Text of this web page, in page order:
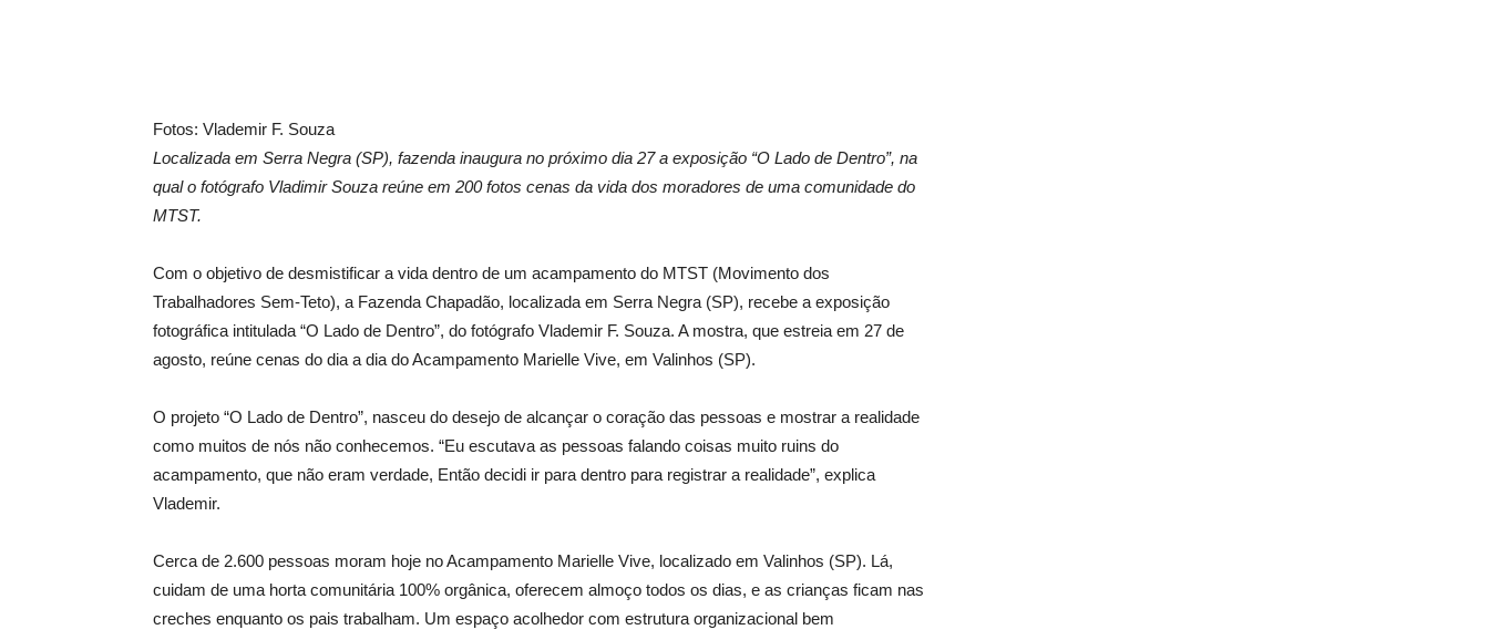
Fotos: Vlademir F. Souza
Localizada em Serra Negra (SP), fazenda inaugura no próximo dia 27 a exposição “O Lado de Dentro”, na
qual o fotógrafo Vladimir Souza reúne em 200 fotos cenas da vida dos moradores de uma comunidade do
MTST.
Com o objetivo de desmistificar a vida dentro de um acampamento do MTST (Movimento dos
Trabalhadores Sem-Teto), a Fazenda Chapadão, localizada em Serra Negra (SP), recebe a exposição
fotográfica intitulada “O Lado de Dentro”, do fotógrafo Vlademir F. Souza. A mostra, que estreia em 27 de
agosto, reúne cenas do dia a dia do Acampamento Marielle Vive, em Valinhos (SP).
O projeto “O Lado de Dentro”, nasceu do desejo de alcançar o coração das pessoas e mostrar a realidade
como muitos de nós não conhecemos. “Eu escutava as pessoas falando coisas muito ruins do
acampamento, que não eram verdade, Então decidi ir para dentro para registrar a realidade”, explica
Vlademir.
Cerca de 2.600 pessoas moram hoje no Acampamento Marielle Vive, localizado em Valinhos (SP). Lá,
cuidam de uma horta comunitária 100% orgânica, oferecem almoço todos os dias, e as crianças ficam nas
creches enquanto os pais trabalham. Um espaço acolhedor com estrutura organizacional bem